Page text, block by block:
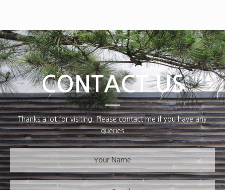
CONTACT US
Thanks a lot for visiting. Please contact me if you have any
queries